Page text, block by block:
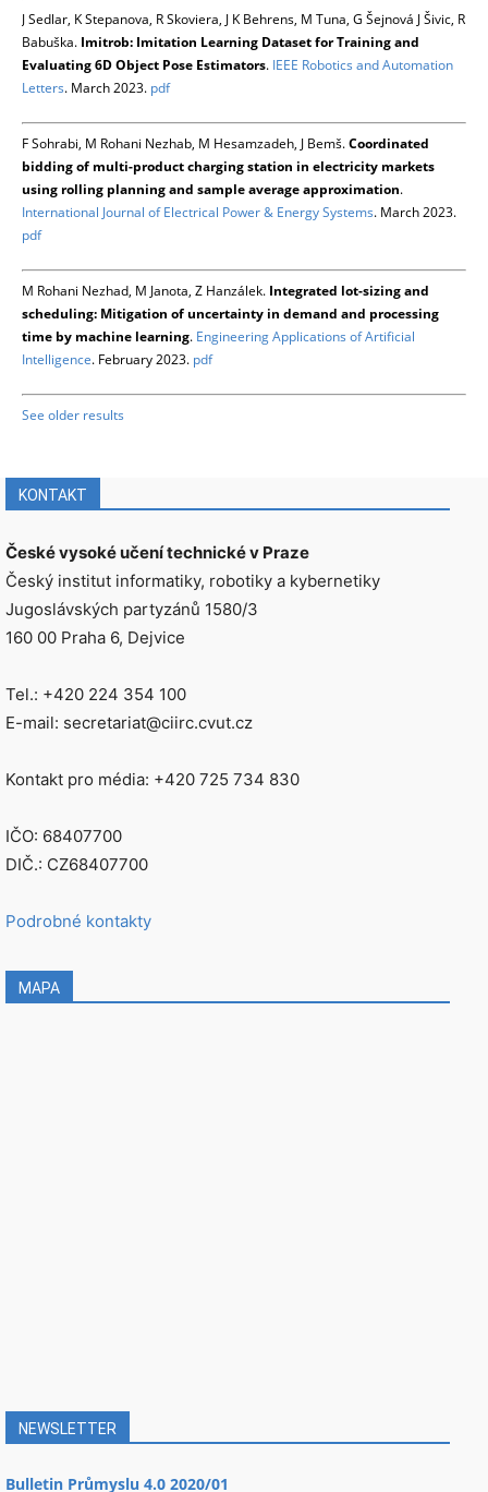
J Sedlar, K Stepanova, R Skoviera, J K Behrens, M Tuna, G Šejnová J Šivic, R
Babuška. Imitrob: Imitation Learning Dataset for Training and
Evaluating 6D Object Pose Estimators. IEEE Robotics and Automation
Letters. March 2023. pdf
F Sohrabi, M Rohani Nezhab, M Hesamzadeh, J Bemš.Coordinated
bidding of multi-product charging station in electricity markets
using rolling planning and sample average approximation.
International Journal of Electrical Power & Energy Systems. March 2023.
pdf
M Rohani Nezhad, M Janota, Z Hanzálek. Integrated lot-sizing and
scheduling: Mitigation of uncertainty in demand and processing
time by machine learning. Engineering Applications of Artificial
Intelligence. February 2023. pdf
See older results
KONTAKT
České vysoké učení technické v Praze
Český institut informatiky, robotiky a kybernetiky
Jugoslávských partyzánů 1580/3
160 00 Praha 6, Dejvice
Tel.: +420 224 354 100
E-mail: secretariat@ciirc.cvut.cz
Kontakt pro média: +420 725 734 830
IČO: 68407700
DIČ.: CZ68407700
Podrobné kontakty
MAPA
NEWSLETTER
Bulletin Průmyslu 4.0 2020/01